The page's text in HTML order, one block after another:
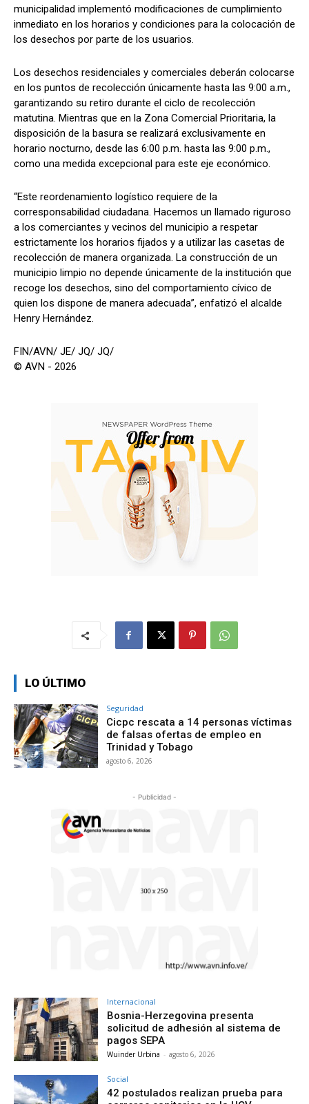
municipalidad implementó modificaciones de cumplimiento
inmediato en los horarios y condiciones para la colocación de
los desechos por parte de los usuarios.
Los desechos residenciales y comerciales deberán colocarse
en los puntos de recolección únicamente hasta las 9:00 a.m.,
garantizando su retiro durante el ciclo de recolección
matutina. Mientras que en la Zona Comercial Prioritaria, la
disposición de la basura se realizará exclusivamente en
horario nocturno, desde las 6:00 p.m. hasta las 9:00 p.m.,
como una medida excepcional para este eje económico.
“Este reordenamiento logístico requiere de la
corresponsabilidad ciudadana. Hacemos un llamado riguroso
a los comerciantes y vecinos del municipio a respetar
estrictamente los horarios fijados y a utilizar las casetas de
recolección de manera organizada. La construcción de un
municipio limpio no depende únicamente de la institución que
recoge los desechos, sino del comportamiento cívico de
quien los dispone de manera adecuada”, enfatizó el alcalde
Henry Hernández.
FIN/AVN/ JE/ JQ/ JQ/
© AVN - 2026
LO ÚLTIMO
Seguridad
Cicpc rescata a 14 personas víctimas
de falsas ofertas de empleo en
Trinidad y Tobago
agosto 6, 2026
- Publicidad -
Internacional
Bosnia-Herzegovina presenta
solicitud de adhesión al sistema de
pagos SEPA
Wuinder Urbina - agosto 6, 2026
Social
42 postulados realizan prueba para